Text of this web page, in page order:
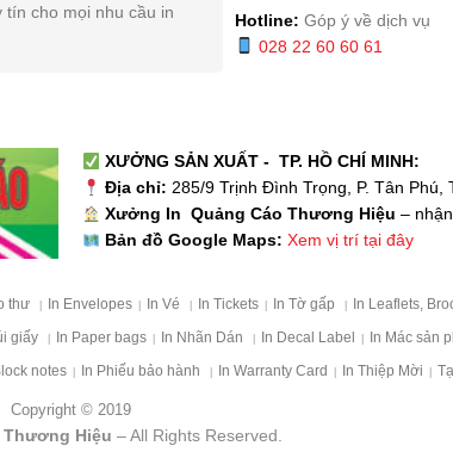
tín cho mọi nhu cầu in
Hotline: Góp ý về dịch vụ
028 22 60 60 61
XƯỞNG SẢN XUẤT - TP. HỒ CHÍ MINH:
Địa chỉ: 285/9 Trịnh Đình Trọng, P. Tân Phú,
Xưởng In Quảng Cáo Thương Hiệu –
Bản đồ Google Maps: Xem vị trí tại đây
thư In Envelopes In Vé In Tickets In Tờ gấp In Leaflets,
giấy In Paper bags In Nhãn Dán In Decal Label In Mác sản
notes In Phiếu bảo hành In Warranty Card In Thiệp Mời
Copyright © 2019
Thương Hiệu – All Rights Reserved.